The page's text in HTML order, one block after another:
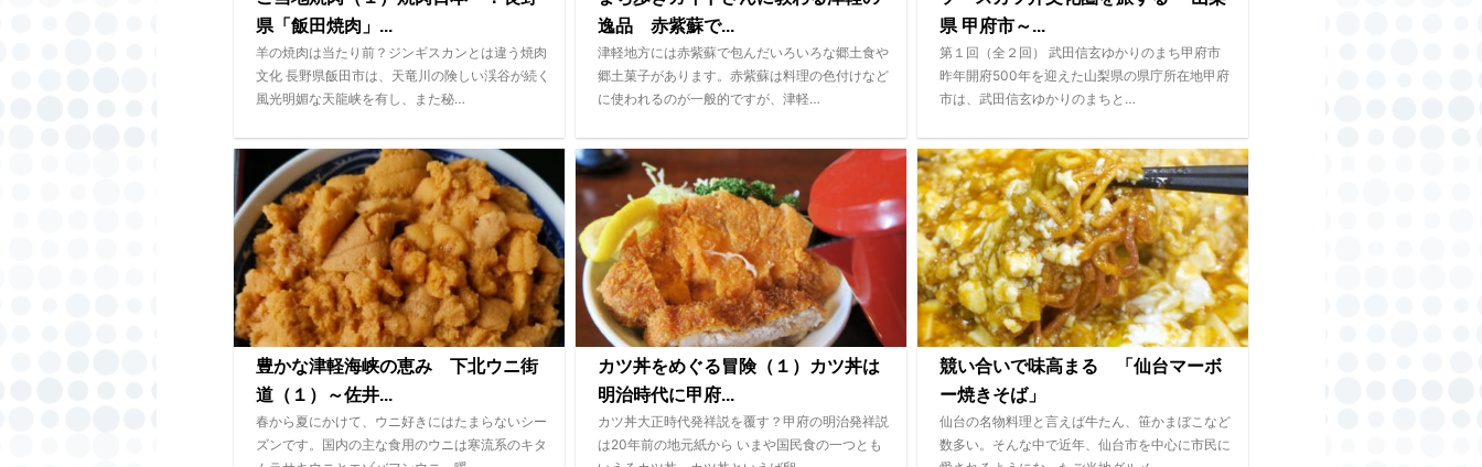
県「飯田焼肉」...
羊の焼肉は当たり前？ジンギスカンとは違う焼肉
文化 長野県飯田市は、天竜川の険しい渓谷が続く
風光明媚な天龍峡を有し、また秘…
逸品 赤紫蘇で...
津軽地方には赤紫蘇で包んだいろいろな郷土食や
郷土菓子があります。赤紫蘇は料理の色付けなど
に使われるのが一般的ですが、津軽…
県 甲府市～...
第１回（全２回） 武田信玄ゆかりのまち甲府市
昨年開府500年を迎えた山梨県の県庁所在地甲府
市は、武田信玄ゆかりのまちと…
豊かな津軽海峡の恵み 下北ウニ街
道（１）～佐井...
春から夏にかけて、ウニ好きにはたまらないシー
ズンです。国内の主な食用のウニは寒流系のキタ
カツ丼をめぐる冒険（１）カツ丼は
明治時代に甲府...
カツ丼大正時代発祥説を覆す？甲府の明治発祥説
は20年前の地元紙から いまや国民食の一つとも
競い合いで味高まる 「仙台マーボ
ー焼きそば」
仙台の名物料理と言えば牛たん、笹かまぼこなど
数多い。そんな中で近年、仙台市を中心に市民に